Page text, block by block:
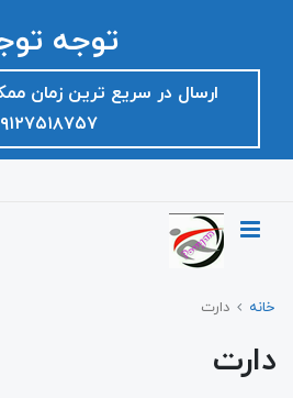
توجه
ارسال در سریع ترین زمان
۰۹۱۲۷۵۱۸۷۵۷
خانه دارت
دارت